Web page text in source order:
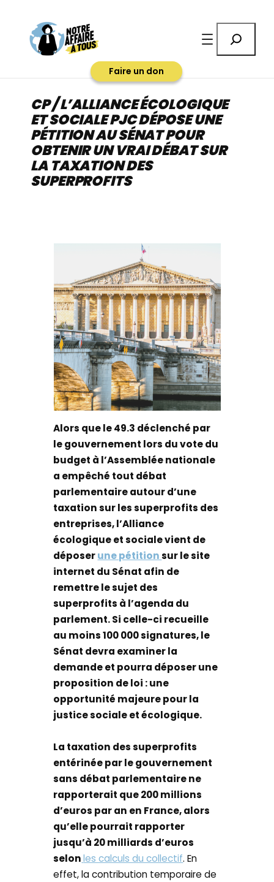
contenu
Faire un don
CP /L’ALLIANCE ÉCOLOGIQUE
ET SOCIALE PJC DÉPOSE UNE
PÉTITION AU SÉNAT POUR
OBTENIR UN VRAI DÉBAT SUR
LA TAXATION DES
SUPERPROFITS
Alors que le 49.3 déclenché par
le gouvernement lors du vote du
budget à l’Assemblée nationale
a empêché tout débat
parlementaire autour d’une
taxation sur les superprofits des
entreprises, l’Alliance
écologique et sociale vient de
déposerune pétitionsur le site
internet du Sénat afin de
remettre le sujet des
superprofits à l’agenda du
parlement. Si celle-ci recueille
au moins 100 000 signatures, le
Sénat devra examiner la
demande et pourra déposer une
proposition de loi : une
opportunité majeure pour la
justice sociale et écologique.
La taxation des superprofits
entérinée par le gouvernement
sans débat parlementaire ne
rapporterait que 200 millions
d’euros par an en France, alors
qu’elle pourrait rapporter
jusqu’à 20 milliards d’euros
selon les calculs du collectif. En
effet, la contribution temporaire de